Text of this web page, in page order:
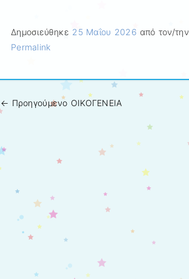
Δημοσιεύθηκε 25 Μαΐου 2026 από τον/την
Permalink
Πλοήγηση άρθρων
← Προηγούμενo ΟΙΚΟΓΕΝΕΙΑ